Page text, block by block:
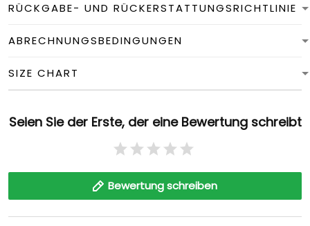
RÜCKGABE- UND RÜCKERSTATTUNGSRICHTLINIE
ABRECHNUNGSBEDINGUNGEN
SIZE CHART
Seien Sie der Erste, der eine Bewertung schreibt
Bewertung schreiben